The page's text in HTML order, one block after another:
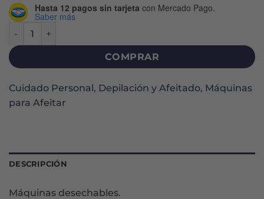
Hasta 12 pagos sin tarjeta con Mercado Pago.
Saber más
COMPRAR
Cuidado Personal, Depilación y Afeitado, Máquinas
para Afeitar
DESCRIPCIÓN
Máquinas desechables.